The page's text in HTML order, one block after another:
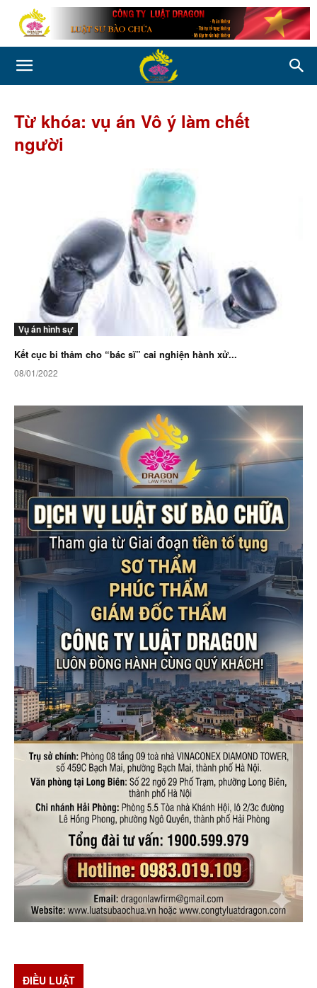
Từ khóa: vụ án Vô ý làm chết
người
Vụ án hình sự
Kết cục bi thảm cho “bác sĩ” cai nghiện hành xử...
08/01/2022
ĐIỀU LUẬT